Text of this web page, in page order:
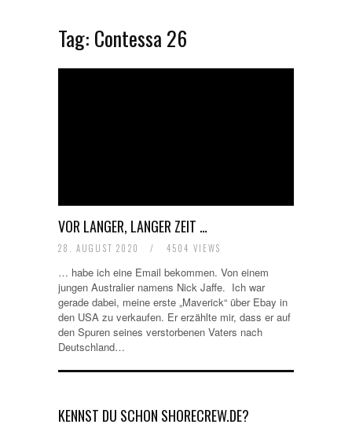
Tag: Contessa 26
VOR LANGER, LANGER ZEIT …
28. AUGUST 2020 / 4504 VIEWS
… habe ich eine Email bekommen. Von einem
jungen Australier namens Nick Jaffe. Ich war
gerade dabei, meine erste „Maverick“ über Ebay in
den USA zu verkaufen. Er erzählte mir, dass er auf
den Spuren seines verstorbenen Vaters nach
Deutschland…
KENNST DU SCHON SHORECREW.DE?